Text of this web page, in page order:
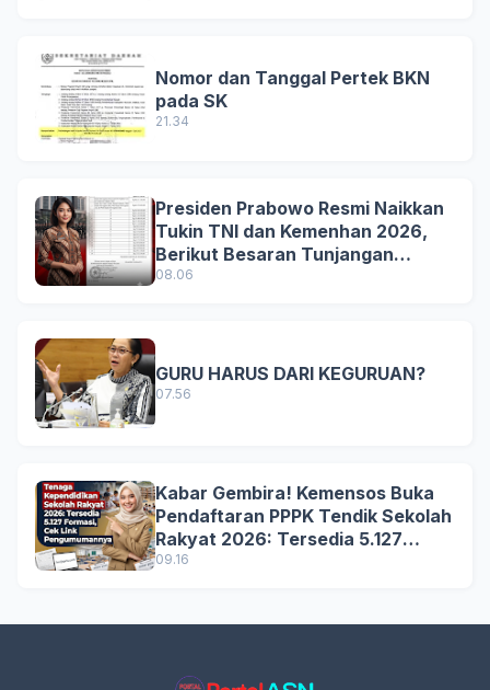
Nomor dan Tanggal Pertek BKN
pada SK
21.34
Presiden Prabowo Resmi Naikkan
Tukin TNI dan Kemenhan 2026,
Berikut Besaran Tunjangan
Terbaru
08.06
GURU HARUS DARI KEGURUAN?
07.56
Kabar Gembira! Kemensos Buka
Pendaftaran PPPK Tendik Sekolah
Rakyat 2026: Tersedia 5.127
Formasi, Simak Syarat dan
09.16